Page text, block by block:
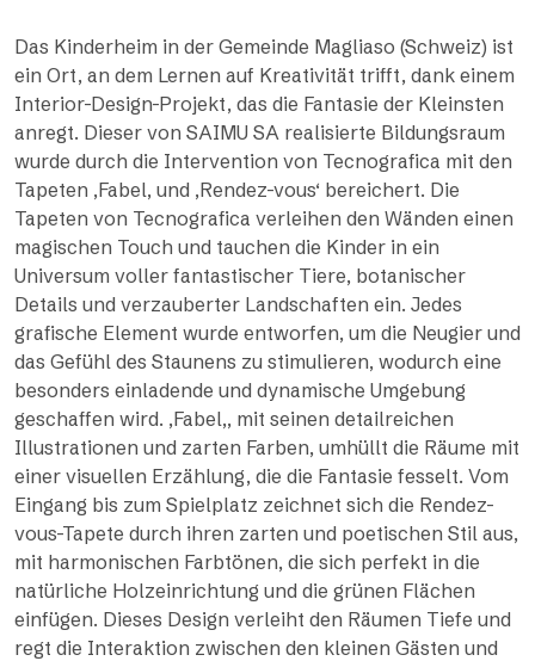
Das Kinderheim in der Gemeinde Magliaso (Schweiz) ist
ein Ort, an dem Lernen auf Kreativität trifft, dank einem
Interior-Design-Projekt, das die Fantasie der Kleinsten
anregt. Dieser von SAIMU SA realisierte Bildungsraum
wurde durch die Intervention von Tecnografica mit den
Tapeten ‚Fabel‚ und ‚Rendez-vous‘ bereichert. Die
Tapeten von Tecnografica verleihen den Wänden einen
magischen Touch und tauchen die Kinder in ein
Universum voller fantastischer Tiere, botanischer
Details und verzauberter Landschaften ein. Jedes
grafische Element wurde entworfen, um die Neugier und
das Gefühl des Staunens zu stimulieren, wodurch eine
besonders einladende und dynamische Umgebung
geschaffen wird. ‚Fabel‚, mit seinen detailreichen
Illustrationen und zarten Farben, umhüllt die Räume mit
einer visuellen Erzählung, die die Fantasie fesselt. Vom
Eingang bis zum Spielplatz zeichnet sich die Rendez-
vous-Tapete durch ihren zarten und poetischen Stil aus,
mit harmonischen Farbtönen, die sich perfekt in die
natürliche Holzeinrichtung und die grünen Flächen
einfügen. Dieses Design verleiht den Räumen Tiefe und
regt die Interaktion zwischen den kleinen Gästen und